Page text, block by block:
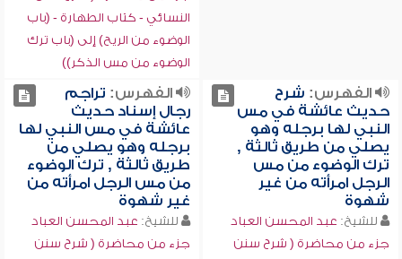
النسائي - كتاب الطهارة - (باب
الوضوء من الريح) إلى (باب ترك
الوضوء من مس الذكر))
الفهرس: شرح
حديث عائشة في مس
النبي لها برجله وهو
يصلي من طريق ثالثة ,
ترك الوضوء من مس
الرجل امرأته من غير
شهوة
للشيخ: عبد المحسن العباد
جزء من محاضرة ( شرح سنن
الفهرس: تراجم
رجال إسناد حديث
عائشة في مس النبي لها
برجله وهو يصلي من
طريق ثالثة , ترك الوضوء
من مس الرجل امرأته من
غير شهوة
للشيخ: عبد المحسن العباد
جزء من محاضرة ( شرح سنن